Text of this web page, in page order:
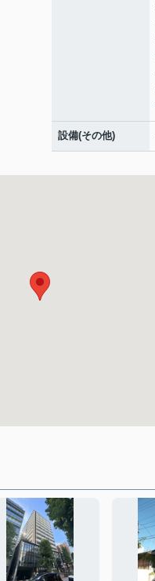
設備(その他)